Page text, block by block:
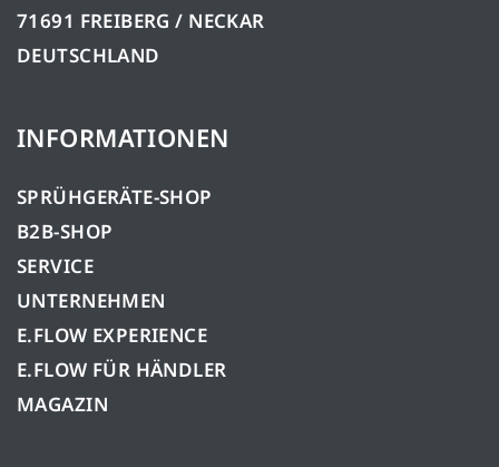
71691 FREIBERG / NECKAR
DEUTSCHLAND
INFORMATIONEN
SPRÜHGERÄTE-SHOP
B2B-SHOP
SERVICE
UNTERNEHMEN
E.FLOW EXPERIENCE
E.FLOW FÜR HÄNDLER
MAGAZIN